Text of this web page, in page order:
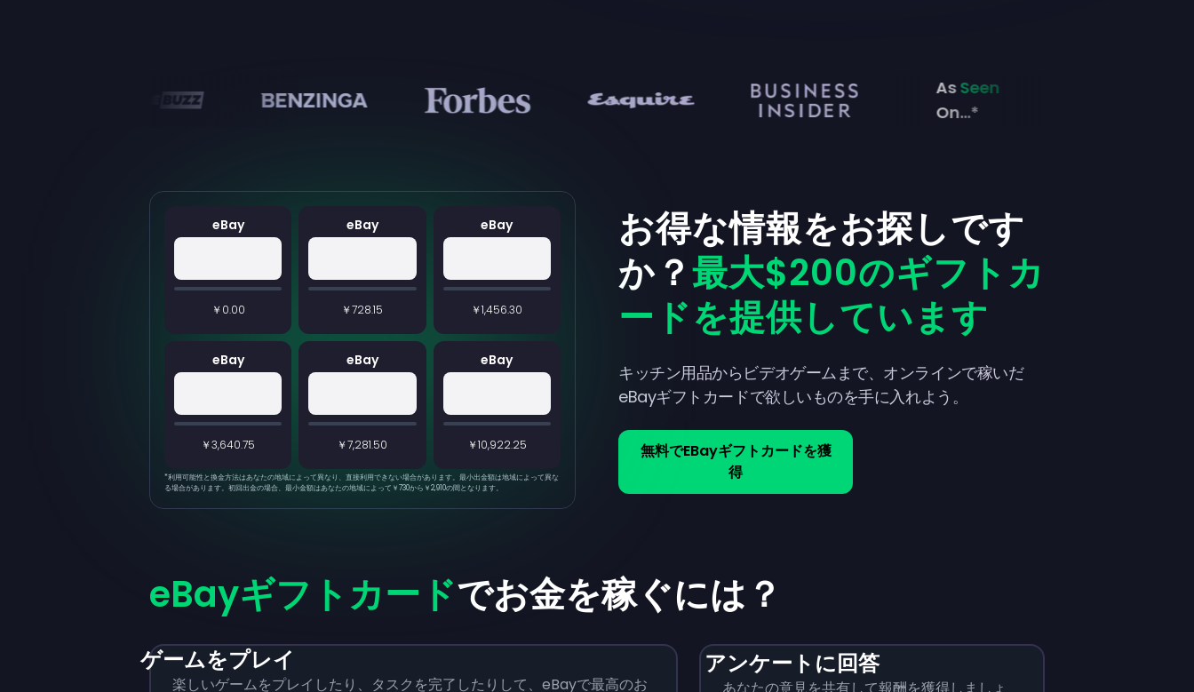
AsSeen
On...*
eBay
￥0.00
eBay
￥728.15
eBay
￥1,456.30
eBay
￥3,640.75
eBay
￥7,281.50
eBay
￥10,922.25
*利用可能性と換金方法はあなたの地域によって異なり、直接利用できない場合があります。最小出金額は地域によって異な
る場合があります。初回出金の場合、最小金額はあなたの地域によって￥730から￥2,910の間となります。
お得な情報をお探しです
か？最大$200のギフトカ
ードを提供しています
キッチン用品からビデオゲームまで、オンラインで稼いだ
eBayギフトカードで欲しいものを手に入れよう。
無料でeBayギフトカードを獲
得
eBayギフトカードでお金を稼ぐには？
ゲームをプレイ
楽しいゲームをプレイしたり、タスクを完了したりして、eBayで最高のお
アンケートに回答